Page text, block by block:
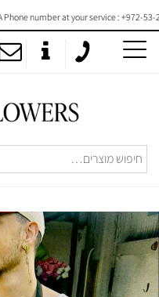
number at your service : +972-53-